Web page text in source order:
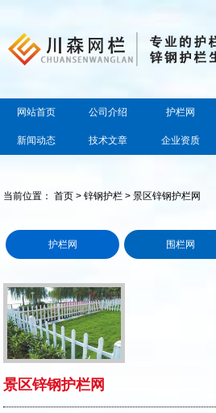
网站首页 公司介绍 护栏网
新闻动态 技术文章 企业资质
当前位置：首页 >锌钢护栏 > 景区锌钢护栏网
护栏网 围栏网
景区锌钢护栏网